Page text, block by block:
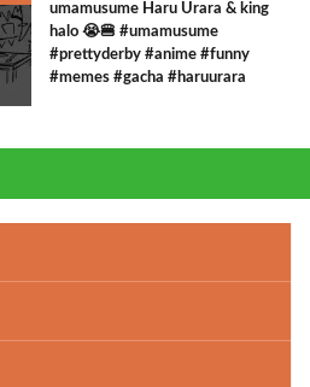
umamusume Haru Urara & king
halo 😭🍔 #umamusume
#prettyderby #anime #funny
#memes #gacha #haruurara